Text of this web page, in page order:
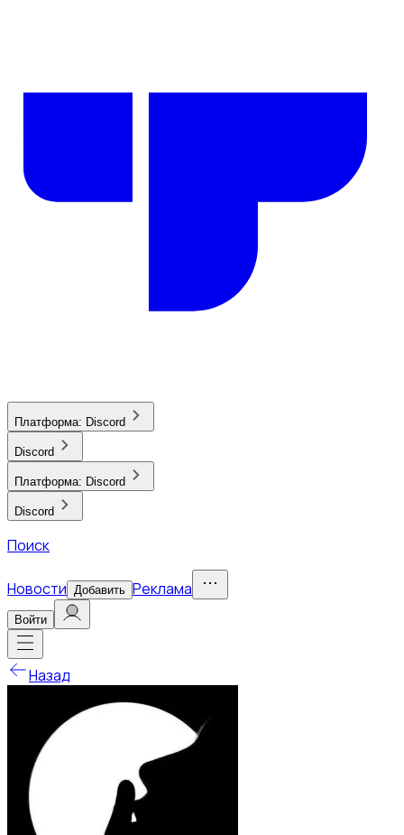
Платформа: Discord
Discord
Платформа: Discord
Discord
Поиск
Новости Добавить Реклама
Войти
Назад